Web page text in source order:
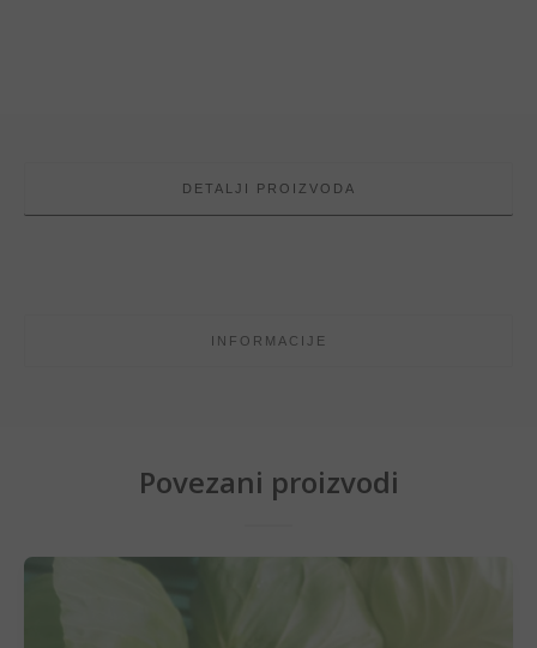
DETALJI PROIZVODA
INFORMACIJE
Povezani proizvodi